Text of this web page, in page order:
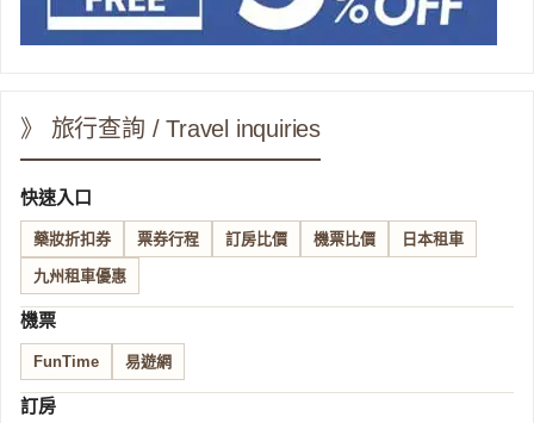
》 旅行查詢 / Travel inquiries
快速入口
藥妝折扣券 票券行程 訂房比價 機票比價 日本租車
九州租車優惠
機票
FunTime 易遊網
訂房